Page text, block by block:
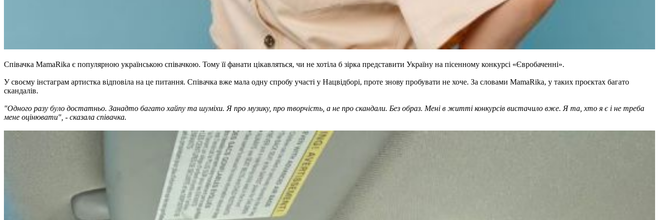
Співачка MamaRika є популярною українською співачкою. Тому її фанати цікавляться, чи не хотіла б зірка представити Україну на пісенному конкурсі «Євробаченні».
У своєму інстаграм артистка відповіла на це питання. Співачка вже мала одну спробу участі у Нацвідборі, проте знову пробувати не хоче. За словами MamaRika, у таких проєктах багато
скандалів.
"Одного разу було достатньо. Занадто багато хайпу та шуміхи. Я про музику, про творчість, а не про скандали. Без образ. Мені в житті конкурсів вистачило вже. Я та, хто я є і не треба
мене оцінювати", - сказала співачка.